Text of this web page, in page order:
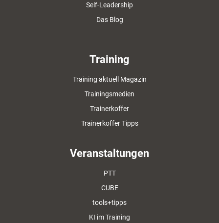
Self-Leadership
Das Blog
Training
Training aktuell Magazin
Trainingsmedien
Trainerkoffer
Trainerkoffer Tipps
Veranstaltungen
PTT
CUBE
tools+tipps
KI im Training